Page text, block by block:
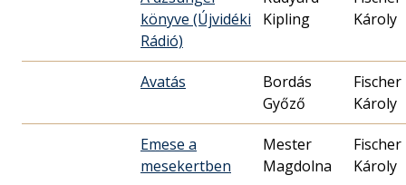
könyve (Újvidéki
Rádió)
Kipling
Károly
Avatás
Bordás
Győző
Fischer
Károly
Emese a
mesekertben
Mester
Magdolna
Fischer
Károly